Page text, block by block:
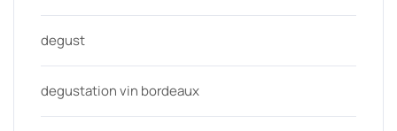
degust
degustation vin bordeaux